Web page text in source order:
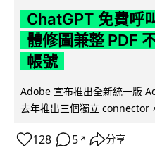
ChatGPT 免費呼
體修圖兼整 PDF
帳號
Adobe 宣布推出全新統一版
去年推出三個獨立 connector
128 5 ↗ 分享